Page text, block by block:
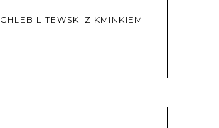
CHLEB LITEWSKI Z KMINKIEM